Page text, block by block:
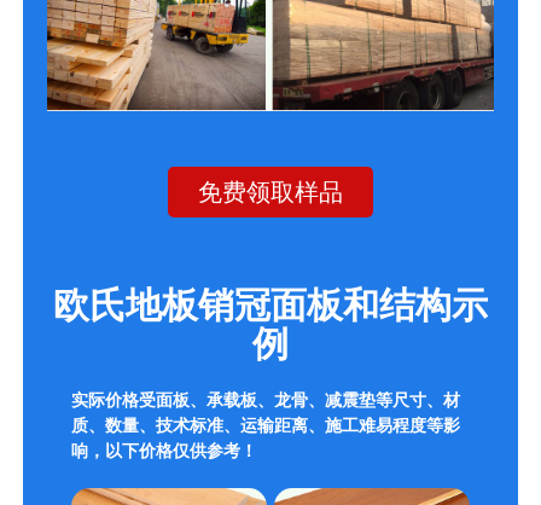
免费领取样品
欧氏地板销冠面板和结构示
例
实际价格受面板、承载板、龙骨、减震垫等尺寸、材
质、数量、技术标准、运输距离、施工难易程度等影
响，以下价格仅供参考！